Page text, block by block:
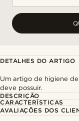
DETALHES DO ARTIGO
Um artigo de higiene
deve possuir.
DESCRIÇÃO
CARACTERÍSTICAS
AVALIAÇÕES DOS